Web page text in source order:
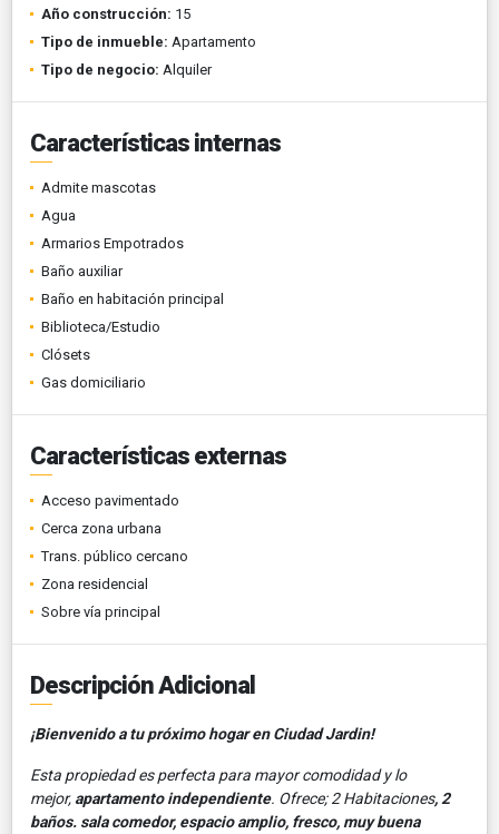
Año construcción: 15
Tipo de inmueble: Apartamento
Tipo de negocio: Alquiler
Características internas
Admite mascotas
Agua
Armarios Empotrados
Baño auxiliar
Baño en habitación principal
Biblioteca/Estudio
Clósets
Gas domiciliario
Características externas
Acceso pavimentado
Cerca zona urbana
Trans. público cercano
Zona residencial
Sobre vía principal
Descripción Adicional
¡Bienvenido a tu próximo hogar en Ciudad Jardin!
Esta propiedad es perfecta para mayor comodidad y lo
mejor, apartamento independiente. Ofrece; 2 Habitaciones, 2
baños. sala comedor, espacio amplio, fresco, muy buena